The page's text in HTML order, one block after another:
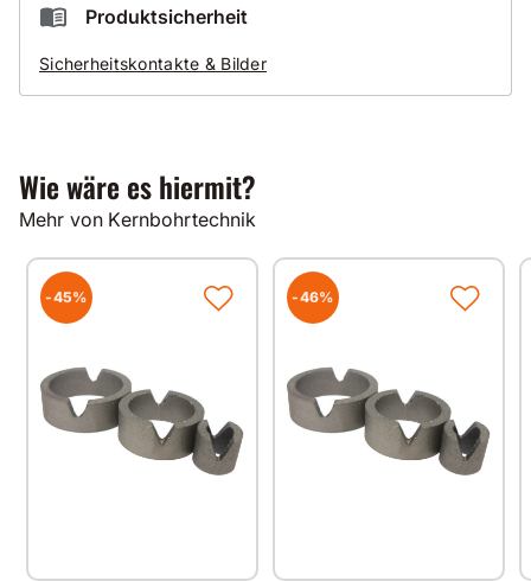
Nassbohrsegment Standard 040
Schamotte
Alle unsere Produkte werden auf modernsten
Fertigungsmaschinen in Deutschland und im
Durch Verwendung hochwertiger Diamanten und
Bindungsmaterialien garantieren wir immer
gleichbleibende Spitzenqualität.
Produktsicherheit
Sicherheitskontakte & Bilder
Wie wäre es hiermit?
Mehr von Kernbohrtechnik
-45% -46%